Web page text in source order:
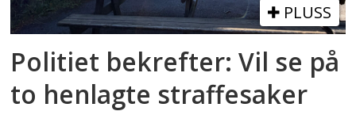
PLUSS
Politiet bekrefter: Vil se på
to henlagte straffesaker